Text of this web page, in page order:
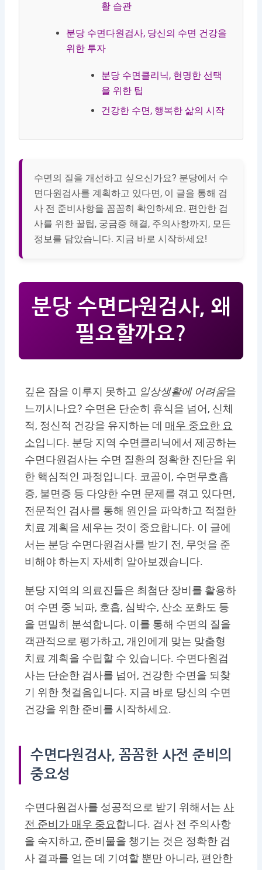
활 습관
분당 수면다원검사, 당신의 수면 건강을
위한 투자
분당 수면클리닉, 현명한 선택
을 위한 팁
건강한 수면, 행복한 삶의 시작
수면의 질을 개선하고 싶으신가요? 분당에서 수
면다원검사를 계획하고 있다면, 이 글을 통해 검
사 전 준비사항을 꼼꼼히 확인하세요. 편안한 검
사를 위한 꿀팁, 궁금증 해결, 주의사항까지, 모든
정보를 담았습니다. 지금 바로 시작하세요!
분당 수면다원검사, 왜
필요할까요?
깊은 잠을 이루지 못하고 일상생활에 어려움을
느끼시나요? 수면은 단순히 휴식을 넘어, 신체
적, 정신적 건강을 유지하는 데 매우 중요한 요
소입니다. 분당 지역 수면클리닉에서 제공하는
수면다원검사는 수면 질환의 정확한 진단을 위
한 핵심적인 과정입니다. 코골이, 수면무호흡
증, 불면증 등 다양한 수면 문제를 겪고 있다면,
전문적인 검사를 통해 원인을 파악하고 적절한
치료 계획을 세우는 것이 중요합니다. 이 글에
서는 분당 수면다원검사를 받기 전, 무엇을 준
비해야 하는지 자세히 알아보겠습니다.
분당 지역의 의료진들은 최첨단 장비를 활용하
여 수면 중 뇌파, 호흡, 심박수, 산소 포화도 등
을 면밀히 분석합니다. 이를 통해 수면의 질을
객관적으로 평가하고, 개인에게 맞는 맞춤형
치료 계획을 수립할 수 있습니다. 수면다원검
사는 단순한 검사를 넘어, 건강한 수면을 되찾
기 위한 첫걸음입니다. 지금 바로 당신의 수면
건강을 위한 준비를 시작하세요.
수면다원검사, 꼼꼼한 사전 준비의
중요성
수면다원검사를 성공적으로 받기 위해서는 사
전 준비가 매우 중요합니다. 검사 전 주의사항
을 숙지하고, 준비물을 챙기는 것은 정확한 검
사 결과를 얻는 데 기여할 뿐만 아니라, 편안한